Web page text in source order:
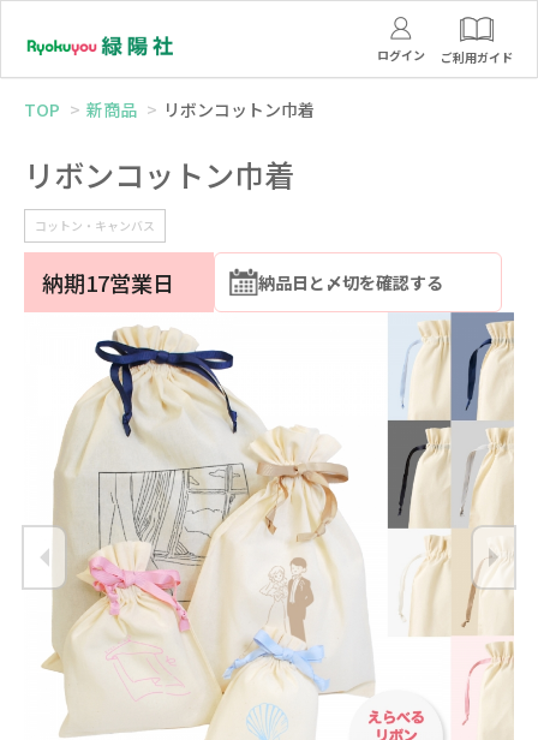
ログイン ご利用ガイド
TOP 新商品 リボンコットン巾着
リボンコットン巾着
コットン・キャンバス
納期17営業日 納品日と〆切を確認する